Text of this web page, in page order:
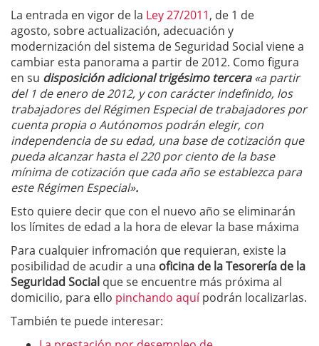
La entrada en vigor de la Ley 27/2011, de 1 de
agosto, sobre actualización, adecuación y
modernización del sistema de Seguridad Social viene a
cambiar esta panorama a partir de 2012. Como figura
en su disposición adicional trigésimo tercera«a partir
del 1 de enero de 2012, y con carácter indefinido, los
trabajadores del Régimen Especial de trabajadores por
cuenta propia o Autónomos podrán elegir, con
independencia de su edad, una base de cotización que
pueda alcanzar hasta el 220 por ciento de la base
mínima de cotización que cada año se establezca para
este Régimen Especial».
Esto quiere decir que con el nuevo año se eliminarán
los límites de edad a la hora de elevar la base máxima
Para cualquier infromación que requieran, existe la
posibilidad de acudir a una oficina de la Tesorería de la
Seguridad Social que se encuentre más próxima al
domicilio, para ello pinchando aquípodrán localizarlas.
También te puede interesar: